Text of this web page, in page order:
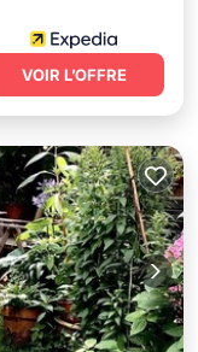
VOIR L’OFFRE